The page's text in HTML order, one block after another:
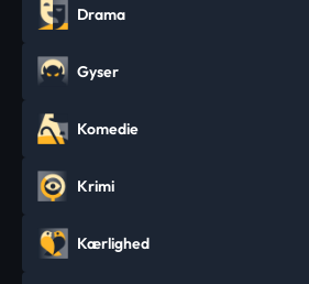
Drama
Gyser
Komedie
Krimi
Kærlighed